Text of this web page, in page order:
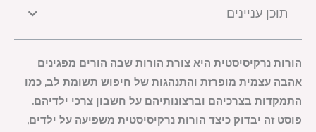
תוכן עניינים
הורות נרקיסיסטית היא צורת הורות שבה הורים מפגינים
אהבה עצמית מופרזת והתנהגות של חיפוש תשומת לב, כמו
התמקדות בצרכיהם וברצונותיהם על חשבון צרכי ילדיהם.
פוסט זה יבדוק כיצד הורות נרקיסיסטית משפיעה על ילדים,